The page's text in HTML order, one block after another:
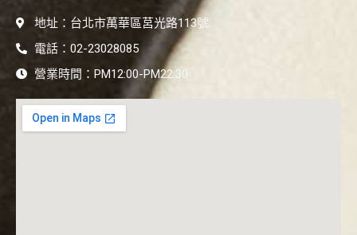
地址：台北市萬華區莒光路113號
電話：02-23028085
營業時間：PM12:00-PM22:30